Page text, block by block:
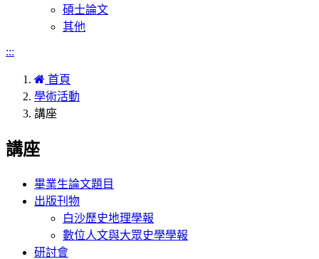
碩士論文
其他
:::
首頁
學術活動
講座
講座
畢業生論文題目
出版刊物
白沙歷史地理學報
數位人文與大眾史學學報
研討會